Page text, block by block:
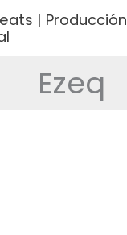
| Producción
Ezeq